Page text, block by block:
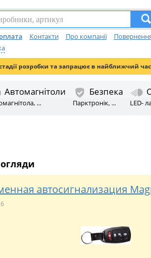
Контакти Про компанії
розробки та запрацює в найближчий
Автомагнітоли
...
Безпека
Парктронік, ... LED-
огляди
автосигнализация